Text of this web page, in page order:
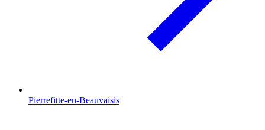
Pierrefitte-en-Beauvaisis